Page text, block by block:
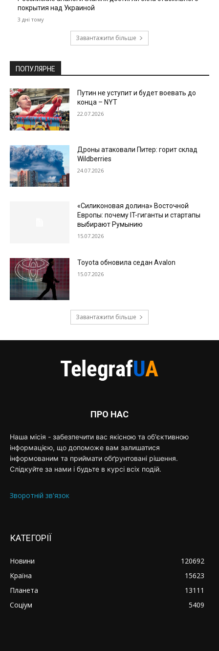
покрытия над Украиной
3 дні тому
Завантажити більше
ПОПУЛЯРНЕ
Путин не уступит и будет воевать до
конца – NYT
22.07.2026
Дроны атаковали Питер: горит склад
Wildberries
24.07.2026
«Силиконовая долина» Восточной
Европы: почему IT-гиганты и стартапы
выбирают Румынию
15.07.2026
Toyota обновила седан Avalon
15.07.2026
Завантажити більше
ПРО НАС
Наша місія - забезпечити вас якісною та об'єктивною
інформацією, що допоможе вам залишатися
інформованим та приймати обґрунтовані рішення.
Слідкуйте за нами і будьте в курсі всіх подій.
Зворотній зв'язок
КАТЕГОРІЇ
Новини
120692
Країна
15623
Планета
13111
Соціум
5409